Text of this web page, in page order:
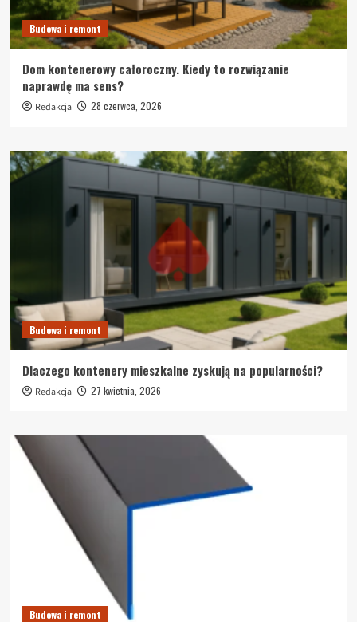
Budowa i remont
Dom kontenerowy całoroczny. Kiedy to rozwiązanie
naprawdę ma sens?
Redakcja 28 czerwca, 2026
Budowa i remont
Dlaczego kontenery mieszkalne zyskują na popularności?
Redakcja 27 kwietnia, 2026
Budowa i remont